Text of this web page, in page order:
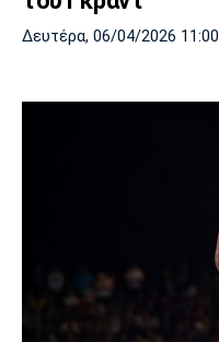
Δευτέρα, 06/04/2026 11:00